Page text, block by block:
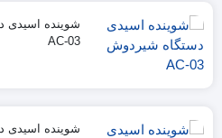
AC-03